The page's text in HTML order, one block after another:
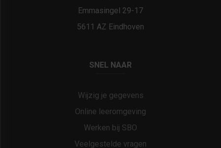
Emmasingel 29-17
5611 AZ Eindhoven
SNEL NAAR
Wijzig je gegevens
Online leeromgeving
Werken bij SBO
Veelgestelde vragen